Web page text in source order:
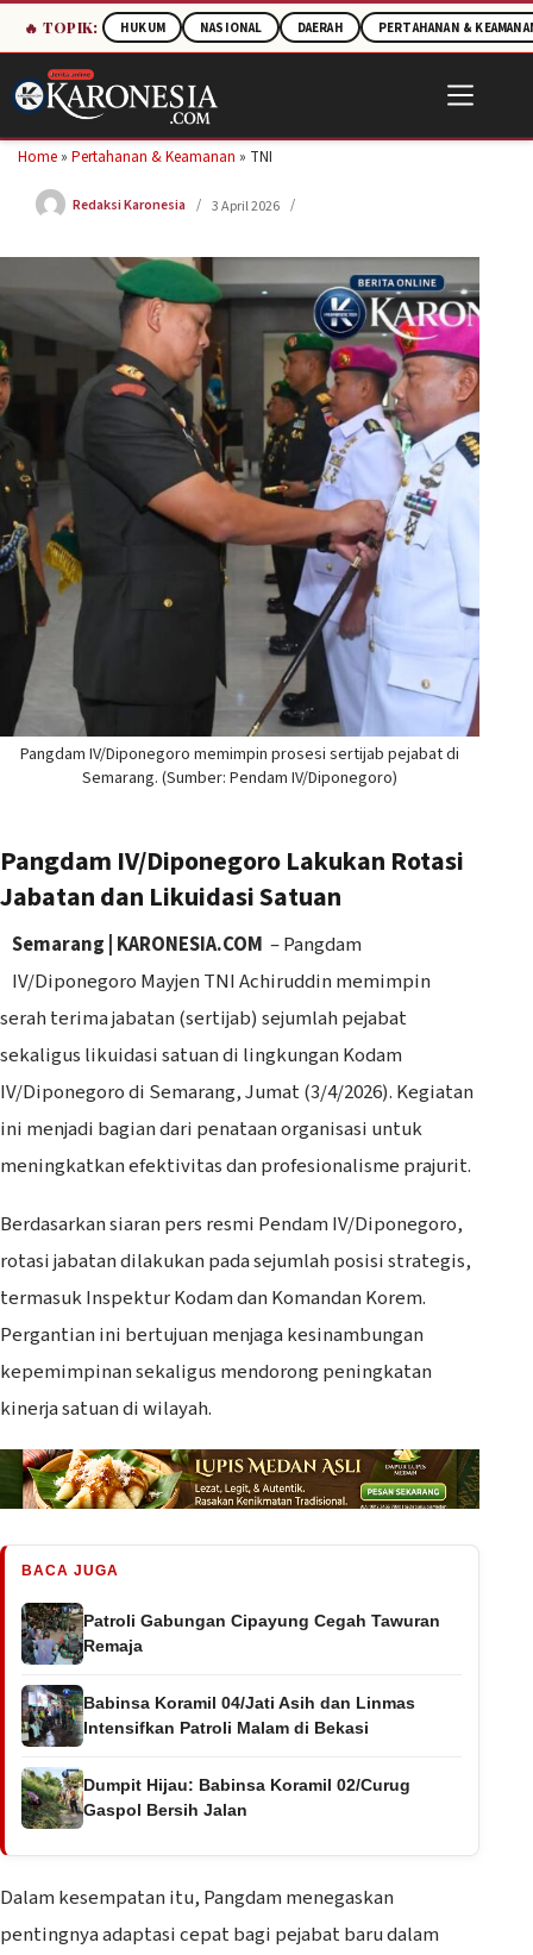
🔥 TOPIK: HUKUM NASIONAL DAERAH PERTAHANAN &
to
content
Home » Pertahanan & Keamanan » TNI
Redaksi Karonesia 3 April 2026
Pangdam IV/Diponegoro memimpin prosesi sertijab pejabat di
Semarang. (Sumber: Pendam IV/Diponegoro)
Pangdam IV/Diponegoro Lakukan Rotasi
Jabatan dan Likuidasi Satuan
Semarang | KARONESIA.COM – Pangdam
IV/Diponegoro Mayjen TNI Achiruddin memimpin
serah terima jabatan (sertijab) sejumlah pejabat
sekaligus likuidasi satuan di lingkungan Kodam
IV/Diponegoro di Semarang, Jumat (3/4/2026). Kegiatan
ini menjadi bagian dari penataan organisasi untuk
meningkatkan efektivitas dan profesionalisme prajurit.
Berdasarkan siaran pers resmi Pendam IV/Diponegoro,
rotasi jabatan dilakukan pada sejumlah posisi strategis,
termasuk Inspektur Kodam dan Komandan Korem.
Pergantian ini bertujuan menjaga kesinambungan
kepemimpinan sekaligus mendorong peningkatan
kinerja satuan di wilayah.
BACA JUGA
Patroli Gabungan Cipayung Cegah Tawuran
Remaja
Babinsa Koramil 04/Jati Asih dan Linmas
Intensifkan Patroli Malam di Bekasi
Dumpit Hijau: Babinsa Koramil 02/Curug
Gaspol Bersih Jalan
Dalam kesempatan itu, Pangdam menegaskan
pentingnya adaptasi cepat bagi pejabat baru dalam